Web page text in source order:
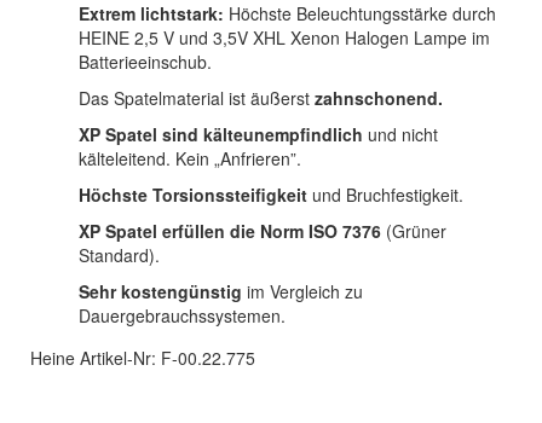
Extrem lichtstark: Höchste Beleuchtungsstärke durch
HEINE 2,5 V und 3,5V XHL Xenon Halogen Lampe im
Batterieeinschub.
Das Spatelmaterial ist äußerst zahnschonend.
XP Spatel sind kälteunempfindlich und nicht
kälteleitend. Kein „Anfrieren”.
Höchste Torsionssteifigkeit und Bruchfestigkeit.
XP Spatel erfüllen die Norm ISO 7376 (Grüner
Standard).
Sehr kostengünstig im Vergleich zu
Dauergebrauchssystemen.
Heine Artikel-Nr: F-00.22.775